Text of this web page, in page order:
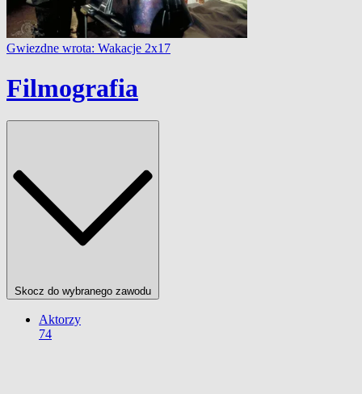
Gwiezdne wrota: Wakacje 2x17
Filmografia
Skocz do wybranego zawodu
Aktorzy
74